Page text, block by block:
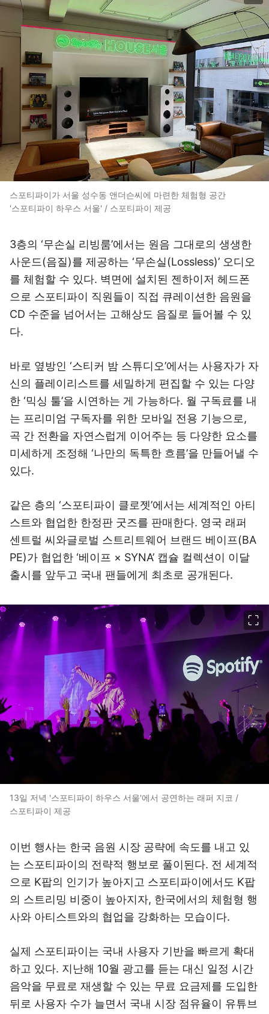
스포티파이가 서울 성수동 앤더슨씨에 마련한 체험형 공간
'스포티파이 하우스 서울' / 스포티파이 제공
3층의 ‘무손실 리빙룸’에서는 원음 그대로의 생생한
사운드(음질)를 제공하는 ‘무손실(Lossless)’ 오디오
를 체험할 수 있다. 벽면에 설치된 젠하이저 헤드폰
으로 스포티파이 직원들이 직접 큐레이션한 음원을
CD 수준을 넘어서는 고해상도 음질로 들어볼 수 있
다.
바로 옆방인 ‘스티커 밤 스튜디오’에서는 사용자가 자
신의 플레이리스트를 세밀하게 편집할 수 있는 다양
한 ‘믹싱 툴’을 시연하는 게 가능하다. 월 구독료를 내
는 프리미엄 구독자를 위한 모바일 전용 기능으로,
곡 간 전환을 자연스럽게 이어주는 등 다양한 요소를
미세하게 조정해 ‘나만의 독특한 흐름’을 만들어낼 수
있다.
같은 층의 ‘스포티파이 클로젯’에서는 세계적인 아티
스트와 협업한 한정판 굿즈를 판매한다. 영국 래퍼
센트럴 씨와글로벌 스트리트웨어 브랜드 베이프(BA
PE)가 협업한 ‘베이프 × SYNA’ 캡슐 컬렉션이 이달
출시를 앞두고 국내 팬들에게 최초로 공개된다.
13일 저녁 '스포티파이 하우스 서울'에서 공연하는 래퍼 지코 /
스포티파이 제공
이번 행사는 한국 음원 시장 공략에 속도를 내고 있
는 스포티파이의 전략적 행보로 풀이된다. 전 세계적
으로 K팝의 인기가 높아지고 스포티파이에서도 K팝
의 스트리밍 비중이 높아지자, 한국에서의 체험형 행
사와 아티스트와의 협업을 강화하는 모습이다.
실제 스포티파이는 국내 사용자 기반을 빠르게 확대
하고 있다. 지난해 10월 광고를 듣는 대신 일정 시간
음악을 무료로 재생할 수 있는 무료 요금제를 도입한
뒤로 사용자 수가 늘면서 국내 시장 점유율이 유튜브